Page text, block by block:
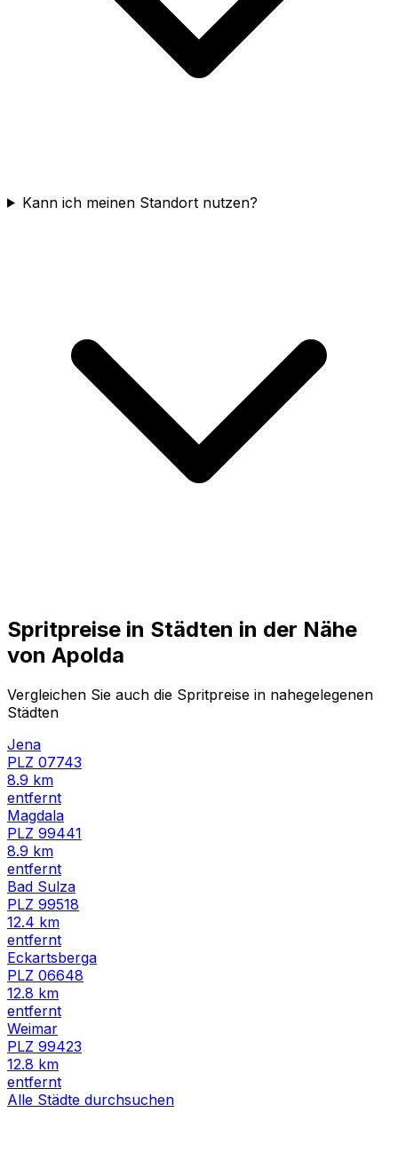
Kann ich meinen Standort nutzen?
Spritpreise in Städten in der Nähe
von Apolda
Vergleichen Sie auch die Spritpreise in nahegelegenen
Städten
Jena
PLZ 07743
8.9 km
entfernt
Magdala
PLZ 99441
8.9 km
entfernt
Bad Sulza
PLZ 99518
12.4 km
entfernt
Eckartsberga
PLZ 06648
12.8 km
entfernt
Weimar
PLZ 99423
12.8 km
entfernt
Alle Städte durchsuchen